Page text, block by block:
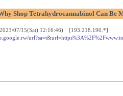
Shop Tetrahydrocannabinol Can Be
07/15(Sat) 12:16:46) [193.218.190.*]